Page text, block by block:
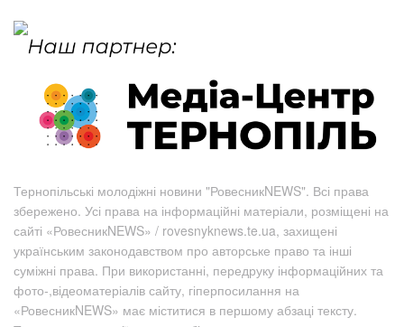
Тернопільські молодіжні новини "РовесникNEWS". Всі права
збережено. Усі права на інформаційні матеріали, розміщені на
сайті «РовесникNEWS» / rovesnyknews.te.ua, захищені
українським законодавством про авторське право та інші
суміжні права. При використанні, передруку інформаційних та
фото-,відеоматеріалів сайту, гіперпосилання на
«РовесникNEWS» має міститися в першому абзаці тексту.